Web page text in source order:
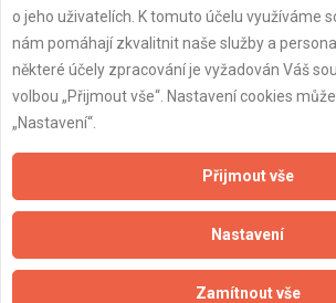
Důležité informace
Zásady pro používání souborů
Naše excelové tabulky
o jeho uživatelích. K tomuto účelu využíváme
nám pomáhají zkvalitnit naše služby a
některé účely zpracování je vyžadován Váš
volbou „Přijmout vše“. Nastavení cookies
„Nastavení“.
Přijmout vše
Nastavení
Zamítnout vše